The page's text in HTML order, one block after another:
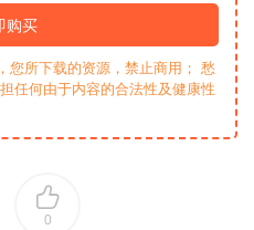
购买
您所下载的资源，禁止商用； 愁
任何由于内容的合法性及健康性
0